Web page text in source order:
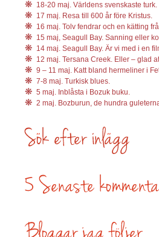
18-20 maj. Världens svenskaste turk.
17 maj. Resa till 600 år före Kristus.
16 maj. Tolv fendrar och en kätting
15 maj, Seagull Bay. Sanning eller
14 maj. Seagull Bay. Är vi med i en
12 maj. Tersana Creek. Eller – glad
9 – 11 maj. Katt bland hermeliner i
7-8 maj. Turkisk blues.
5 maj. Inblåsta i Bozuk buku.
2 maj. Bozburun, de hundra